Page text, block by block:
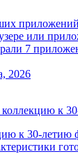
или
7
2026
к 30-